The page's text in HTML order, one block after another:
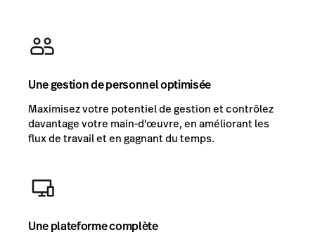
Une gestion de personnel optimisée
Maximisez votre potentiel de gestion et contrôlez
davantage votre main-d'œuvre, en améliorant les
flux de travail et en gagnant du temps.
Une plateforme complète